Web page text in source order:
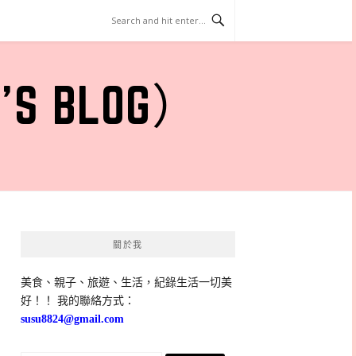
）
關於我
美食、親子、旅遊、生活，紀錄生活一切美
好！！ 我的聯絡方式：
susu8824@gmail.com